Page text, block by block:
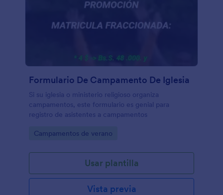
Formulario De Campamento De Iglesia
Si su iglesia o ministerio religioso organiza
campamentos, este formulario es genial para
registro de asistentes a campamentos
Go to Category:
Campamentos de verano
Usar plantilla
Vista previa